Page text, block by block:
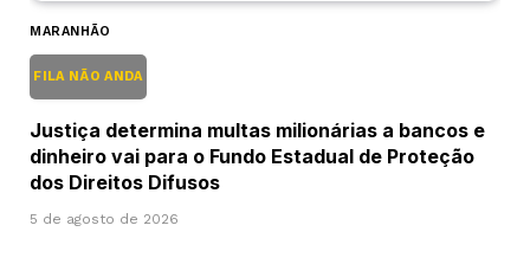
MARANHÃO
FILA NÃO ANDA
Justiça determina multas milionárias a bancos e
dinheiro vai para o Fundo Estadual de Proteção
dos Direitos Difusos
5 de agosto de 2026